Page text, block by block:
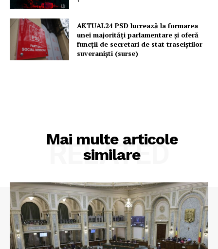
AKTUAL24 PSD lucrează la formarea
unei majorităţi parlamentare și oferă
funcții de secretari de stat traseiștilor
suveraniști (surse)
Mai multe articole
similare
RELATED